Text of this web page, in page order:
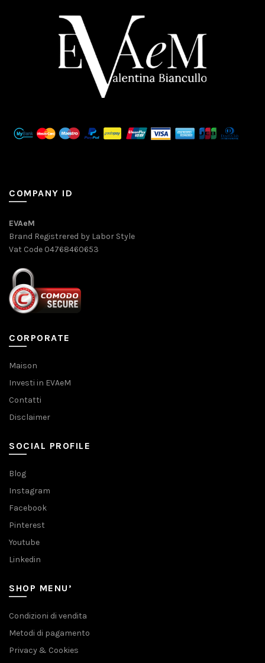
COMPANY ID
EVAeM
Brand Registrered by Labor Style
Vat Code 04768460653
CORPORATE
Maison
Investi in EVAeM
Contatti
Disclaimer
SOCIAL PROFILE
Blog
Instagram
Facebook
Pinterest
Youtube
Linkedin
SHOP MENU’
Condizioni di vendita
Metodi di pagamento
Privacy & Cookies